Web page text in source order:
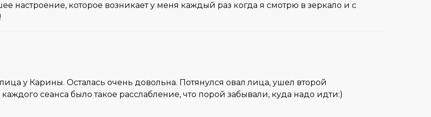
настроение, которое возникает у меня каждый раз когда я смотрю в зеркало и с
у Карины. Осталась очень довольна. Потянулся овал лица, ушел второй
сеанса было такое расслабление, что порой забывали, куда надо идти:)